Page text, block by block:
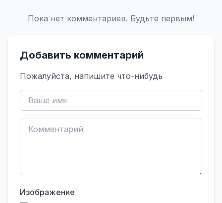
Пока нет комментариев. Будьте первым!
Добавить комментарий
Пожалуйста, напишите что-нибудь
Изображение